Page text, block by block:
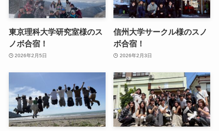
東京理科大学研究室様のス
ノボ合宿！
2026年2月5日
信州大学サークル様のスノ
ボ合宿！
2026年2月3日